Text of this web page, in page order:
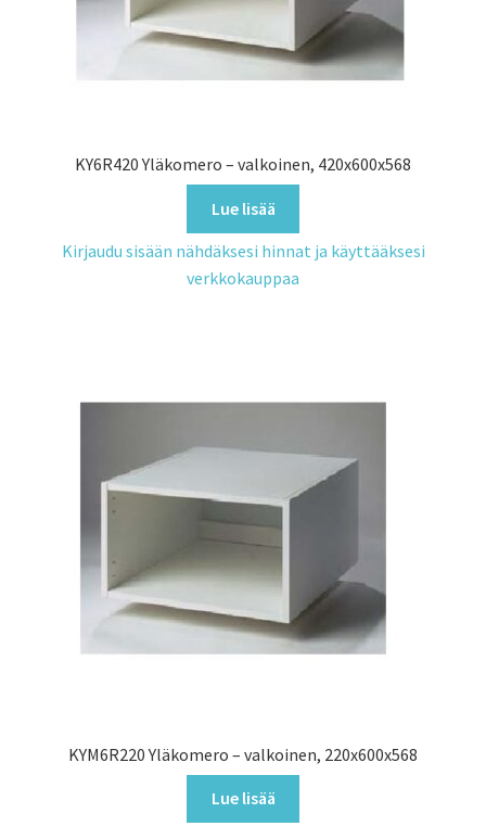
KY6R420 Yläkomero – valkoinen, 420x600x568
Lue lisää
Kirjaudu sisään nähdäksesi hinnat ja käyttääksesi
verkkokauppaa
KYM6R220 Yläkomero – valkoinen, 220x600x568
Lue lisää